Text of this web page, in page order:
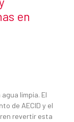
en
limpia. El
de AECID y el
revertir esta